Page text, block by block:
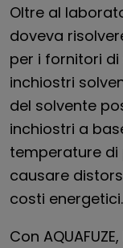
Oltre al
doveva
per i fornitori
inchiostri
del solvente
inchiostri a
temperature di
causare
costi energetici.
Con